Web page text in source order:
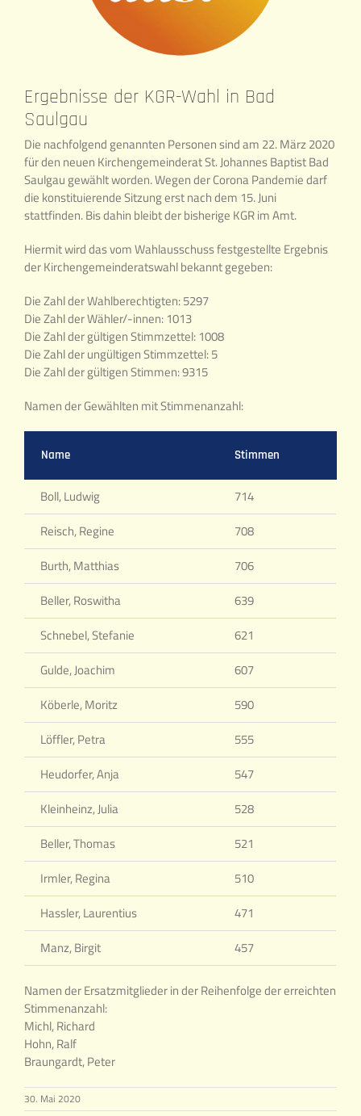
Ergebnisse der KGR-Wahl in Bad
Saulgau
Die nachfolgend genannten Personen sind am 22. März 2020
für den neuen Kirchengemeinderat St. Johannes Baptist Bad
Saulgau gewählt worden. Wegen der Corona Pandemie darf
die konstituierende Sitzung erst nach dem 15. Juni
stattfinden. Bis dahin bleibt der bisherige KGR im Amt.
Hiermit wird das vom Wahlausschuss festgestellte Ergebnis
der Kirchengemeinderatswahl bekannt gegeben:
Die Zahl der Wahlberechtigten: 5297
Die Zahl der Wähler/-innen: 1013
Die Zahl der gültigen Stimmzettel: 1008
Die Zahl der ungültigen Stimmzettel: 5
Die Zahl der gültigen Stimmen: 9315
Namen der Gewählten mit Stimmenanzahl:
Name Stimmen
Boll, Ludwig
714
Reisch, Regine
708
Burth, Matthias
706
Beller, Roswitha
639
Schnebel, Stefanie
621
Gulde, Joachim
607
Köberle, Moritz
590
Löffler, Petra
555
Heudorfer, Anja
547
Kleinheinz, Julia
528
Beller, Thomas
521
Irmler, Regina
510
Hassler, Laurentius
471
Manz, Birgit
457
Namen der Ersatzmitglieder in der Reihenfolge der erreichten
Stimmenanzahl:
Michl, Richard
Hohn, Ralf
Braungardt, Peter
30. Mai 2020